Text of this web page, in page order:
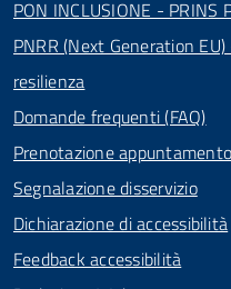
PON INCLUSIONE -
PNRR (Next Generation
resilienza
Domande frequenti (FAQ)
Prenotazione appuntamento
Segnalazione disservizio
Dichiarazione di accessibilità
Feedback accessibilità